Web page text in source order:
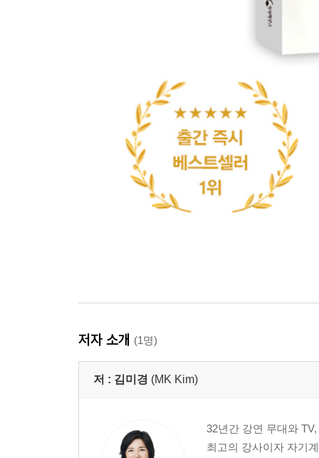
저자 소개 (1명)
저 : 김미경 (MK Kim)
32년간 강연 무대와
최고의 강사이자 자기